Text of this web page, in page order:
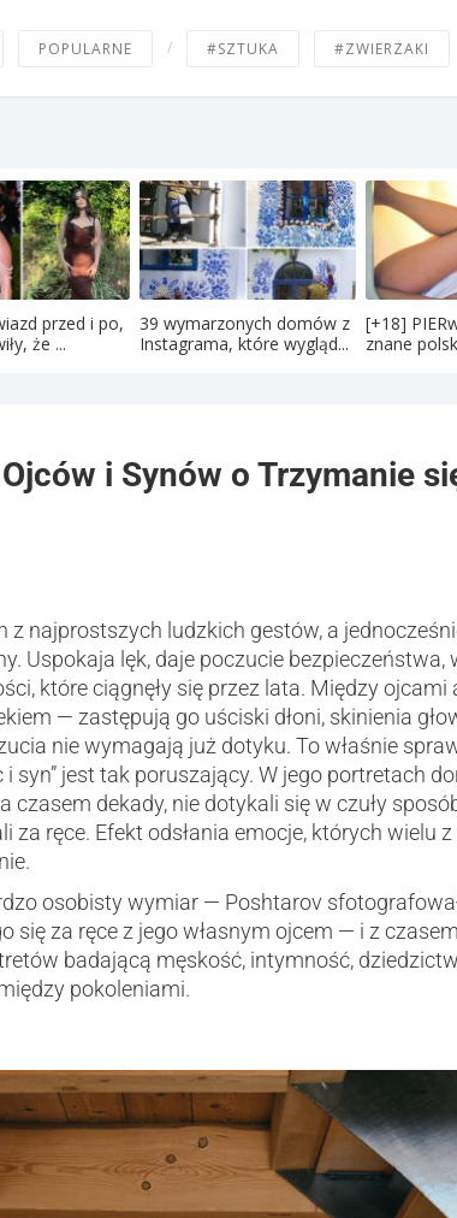
POPULARNE / #SZTUKA #ZWIERZAKI
przed i po,
że ...
39 wymarzonych domów z
Instagrama, które wygląd...
[+18]
znane
i Synów o Trzymanie
z najprostszych ludzkich gestów, a
Uspokaja lęk, daje poczucie bezpieczeństwa,
które ciągnęły się przez lata. Między
— zastępują go uściski dłoni, skinienia
nie wymagają już dotyku. To właśnie
i syn” jest tak poruszający. W jego portretach
czasem dekady, nie dotykali się w czuły
za ręce. Efekt odsłania emocje, których wielu
osobisty wymiar — Poshtarov
się za ręce z jego własnym ojcem — i z
badającą męskość, intymność,
pokoleniami.